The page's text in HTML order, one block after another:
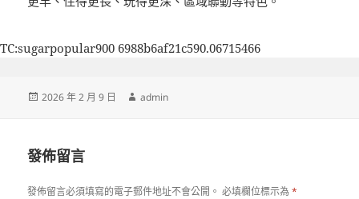
TC:sugarpopular900 6988b6af21c590.06715466
發
2026 年 2 月 9 日
作
admin
發佈留言
發佈留言必須填寫的電子郵件地址不會公開。 必填欄位標示為*